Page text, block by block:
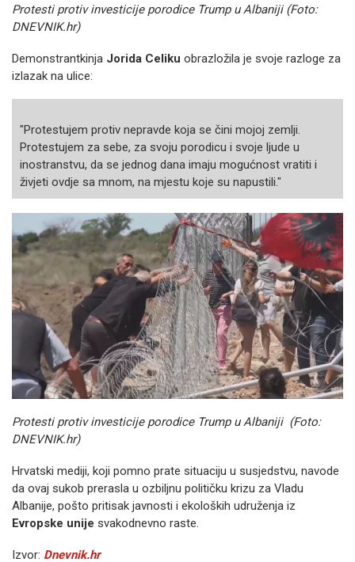
Protesti protiv investicije porodice Trump u Albaniji (Foto:
DNEVNIK.hr)
Demonstrantkinja Jorida Celiku obrazložila je svoje razloge za
izlazak na ulice:
"Protestujem protiv nepravde koja se čini mojoj zemlji.
Protestujem za sebe, za svoju porodicu i svoje ljude u
inostranstvu, da se jednog dana imaju mogućnost vratiti i
živjeti ovdje sa mnom, na mjestu koje su napustili."
Protesti protiv investicije porodice Trump u Albaniji (Foto:
DNEVNIK.hr)
Hrvatski mediji, koji pomno prate situaciju u susjedstvu, navode
da ovaj sukob prerasla u ozbiljnu političku krizu za Vladu
Albanije, pošto pritisak javnosti i ekoloških udruženja iz
Evropske unije svakodnevno raste.
Izvor: Dnevnik.hr